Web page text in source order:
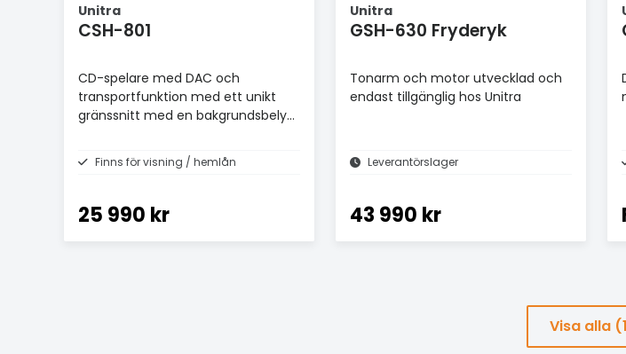
Unitra
CSH-801
CD-spelare med DAC och
transportfunktion med ett unikt
gränssnitt med en bakgrundsbelyst
Finns för visning / hemlån
25 990 kr
Unitra
GSH-630 Fryderyk
Tonarm och motor utvecklad och
endast tillgänglig hos Unitra
Leverantörslager
43 990 kr
Visa alla